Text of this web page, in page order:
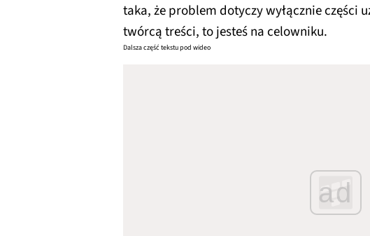
taka, że problem dotyczy wyłącznie części
twórcą treści, to jesteś na celowniku.
Dalsza część tekstu pod wideo
ad